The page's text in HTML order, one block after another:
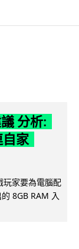
分析:
家
家要為電腦配
8GB RAM 入